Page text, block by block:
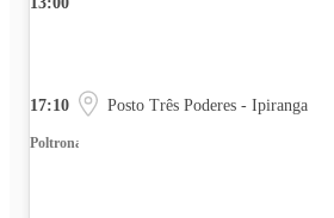
17:10 Posto Três Poderes - Ipiranga
Poltrona